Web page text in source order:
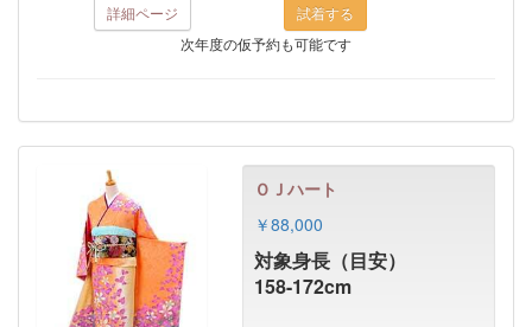
詳細ページ
次年度の仮予約も可能です
ＯＪハート
￥88,000
対象身長（目安）
158-172cm